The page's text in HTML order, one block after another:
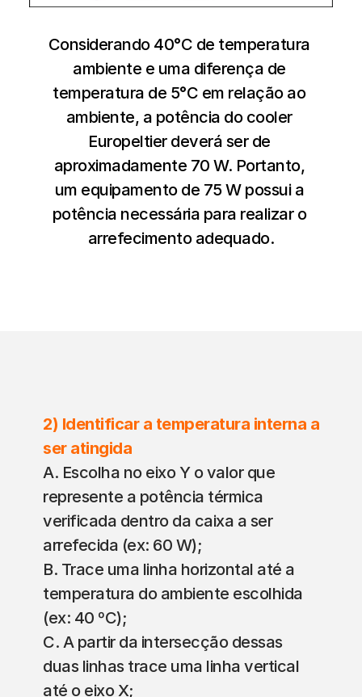
Considerando 40°C de temperatura
ambiente e uma diferença de
temperatura de 5°C em relação ao
ambiente, a potência do cooler
Europeltier deverá ser de
aproximadamente 70 W. Portanto,
um equipamento de 75 W possui a
potência necessária para realizar o
arrefecimento adequado.
2) Identificar a temperatura interna a
ser atingida
A. Escolha no eixo Y o valor que
represente a potência térmica
verificada dentro da caixa a ser
arrefecida (ex: 60 W);
B. Trace uma linha horizontal até a
temperatura do ambiente escolhida
(ex: 40 ºC);
C. A partir da intersecção dessas
duas linhas trace uma linha vertical
até o eixo X;